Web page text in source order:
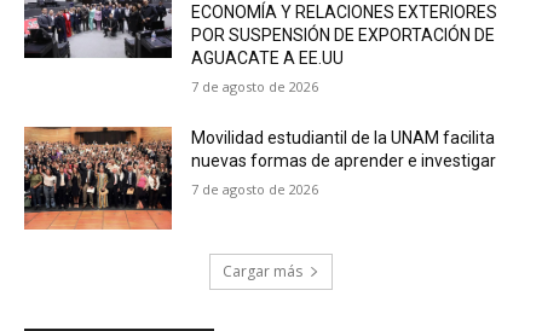
ECONOMÍA Y RELACIONES EXTERIORES
POR SUSPENSIÓN DE EXPORTACIÓN DE
AGUACATE A EE.UU
7 de agosto de 2026
Movilidad estudiantil de la UNAM facilita
nuevas formas de aprender e investigar
7 de agosto de 2026
Cargar más